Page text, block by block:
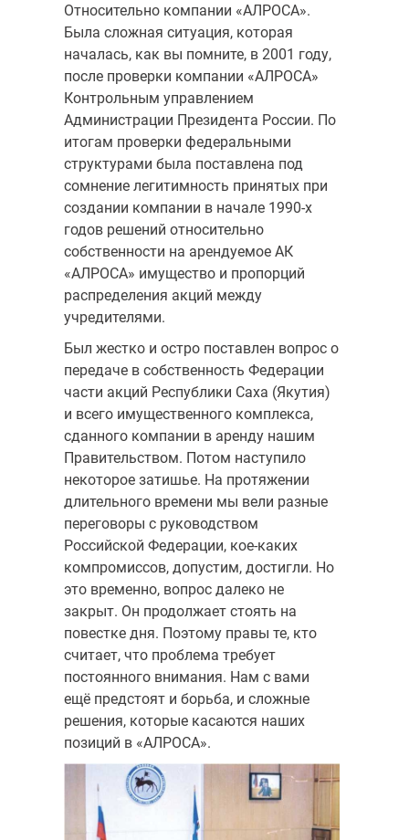
Относительно компании «АЛРОСА».
Была сложная ситуация, кото­рая
началась, как вы помните, в 2001 году,
после проверки компании «АЛ­РОСА»
Контрольным управлением
Администрации Президента России. По
итогам проверки федеральными
структурами была поставлена под
сомнение легитимность принятых при
создании компании в начале 1990-х
годов решений относительно
собственности на арендуемое АК
«АЛРОСА» имущество и пропорций
распределения акций между
учредителями.
Был жестко и остро поставлен вопрос о
передаче в собственность Федерации
части акций Республики Саха (Яку­тия)
и всего имущественного комплекса,
сданного компании в аренду на­шим
Правительством. Потом наступило
некоторое затишье. На протяже­нии
длительного времени мы вели разные
переговоры с руководством
Российской Федерации, кое-каких
компромиссов, допустим, достигли. Но
это временно, вопрос далеко не
закрыт. Он продолжает стоять на
повест­ке дня. Поэтому правы те, кто
считает, что проблема требует
постоянного внимания. Нам с вами
ещё предстоят и борьба, и сложные
решения, которые касаются наших
позиций в «АЛРОСА».